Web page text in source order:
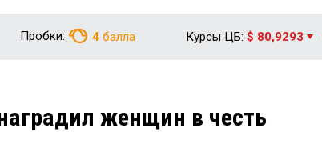
Пробки: 4 балла Курсы ЦБ: $ 80,9293
женщин в честь